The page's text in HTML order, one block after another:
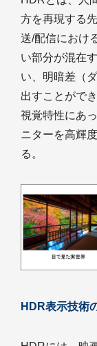
方を再現する
送/配信におけ
い部分が混在
い、明暗差（
出すことがで
視覚特性にあ
ニターを高輝
る。
HDR表示技術